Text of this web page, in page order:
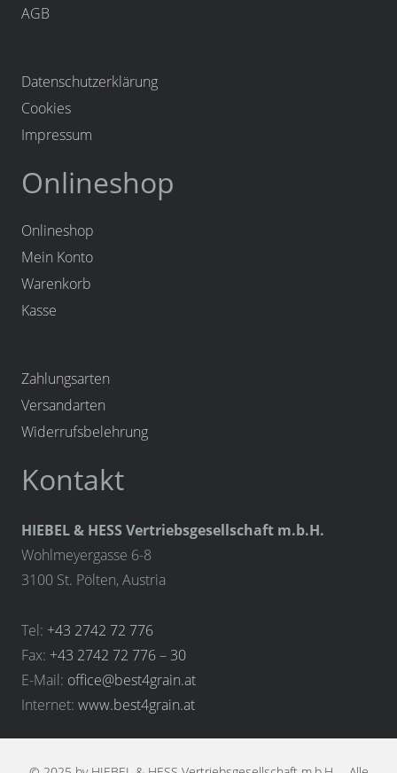
AGB
Datenschutzerklärung
Cookies
Impressum
Onlineshop
Onlineshop
Mein Konto
Warenkorb
Kasse
Zahlungsarten
Versandarten
Widerrufsbelehrung
Kontakt
HIEBEL & HESS Vertriebsgesellschaft m.b.H.
Wohlmeyergasse 6-8
3100 St. Pölten, Austria
Tel: +43 2742 72 776
Fax: +43 2742 72 776 – 30
E-Mail: office@best4grain.at
Internet: www.best4grain.at